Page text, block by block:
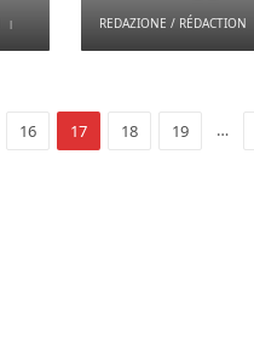
REDAZIONE / RÉDACTION
16 17 18 19 …